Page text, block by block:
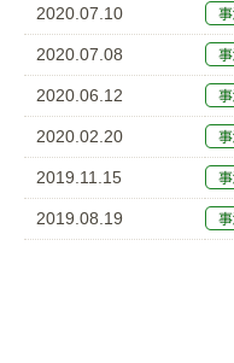
2020.07.10
2020.07.08
2020.06.12
2020.02.20
2019.11.15
2019.08.19